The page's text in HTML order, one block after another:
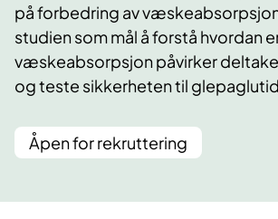
på forbedring av
studien som mål å forstå hvordan
væskeabsorpsjon påvirker
og teste sikkerheten til
Åpen for rekruttering